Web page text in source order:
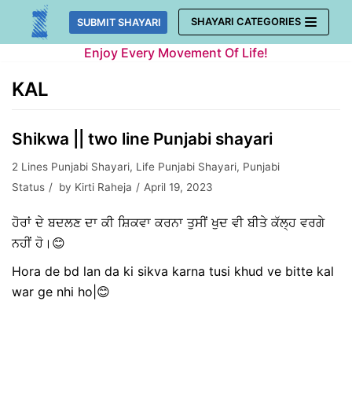
Skip
SUBMIT SHAYARI SHAYARI CATEGORIES
Enjoy Every Movement Of Life!
KAL
Shikwa || two line Punjabi shayari
2 Lines Punjabi Shayari, Life Punjabi Shayari, Punjabi
Status
by Kirti Raheja April 19, 2023
ਹੋਰਾਂ ਦੇ ਬਦਲਣ ਦਾ ਕੀ ਸ਼ਿਕਵਾ ਕਰਨਾ ਤੁਸੀਂ ਖੁਦ ਵੀ ਬੀਤੇ ਕੱਲ੍ਹ ਵਰਗੇ
ਨਹੀਂ ਹੋ।😊
Hora de bd lan da ki sikva karna tusi khud ve bitte kal
war ge nhi ho|😊